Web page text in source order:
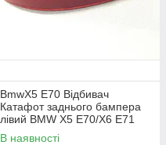
BmwX5 E70 Відбивач
Катафот заднього бампера
лівий BMW X5 E70/X6 E71
Новий Оригінал
В наявності